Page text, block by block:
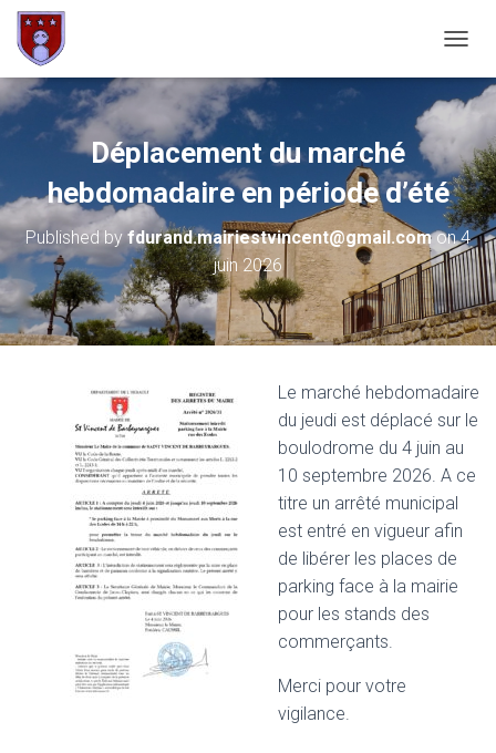
Déplacement du marché
hebdomadaire en période d’été
Published byfdurand.mairiestvincent@gmail.comon4
juin 2026
Le marché hebdomadaire
du jeudi est déplacé sur le
boulodrome du 4 juin au
10 septembre 2026. A ce
titre un arrêté municipal
est entré en vigueur afin
de libérer les places de
parking face à la mairie
pour les stands des
commerçants.
Merci pour votre
vigilance.